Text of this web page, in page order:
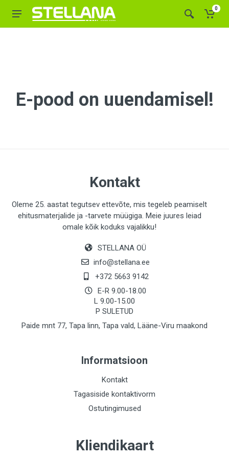
0
E-pood on uuendamisel!
Kontakt
Oleme 25. aastat tegutsev ettevõte, mis tegeleb peamiselt
ehitusmaterjalide ja -tarvete müügiga. Meie juures leiad
omale kõik koduks vajalikku!
STELLANA OÜ
info@stellana.ee
+372 5663 9142
E-R 9.00-18.00
L 9.00-15.00
P SULETUD
Paide mnt 77, Tapa linn, Tapa vald, Lääne-Viru maakond
Informatsioon
Kontakt
Tagasiside kontaktivorm
Ostutingimused
Kliendikaart